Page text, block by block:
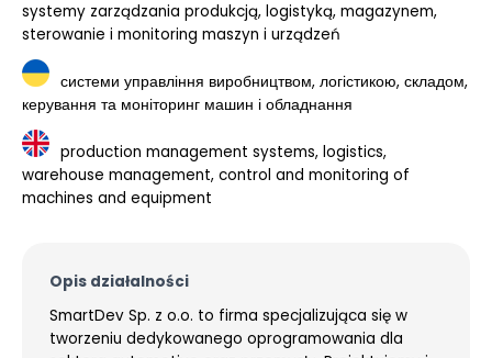
systemy zarządzania produkcją, logistyką, magazynem,
sterowanie i monitoring maszyn i urządzeń
системи управління виробництвом, логістикою, складом,
керування та моніторинг машин і обладнання
production management systems, logistics,
warehouse management, control and monitoring of
machines and equipment
Opis działalności
SmartDev Sp. z o.o. to firma specjalizująca się w
tworzeniu dedykowanego oprogramowania dla